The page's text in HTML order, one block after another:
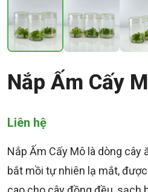
Nắp Ấm Cấy
Liên hệ
Nắp Ấm Cấy Mô là dòng cây
bắt mồi tự nhiên lạ mắt,